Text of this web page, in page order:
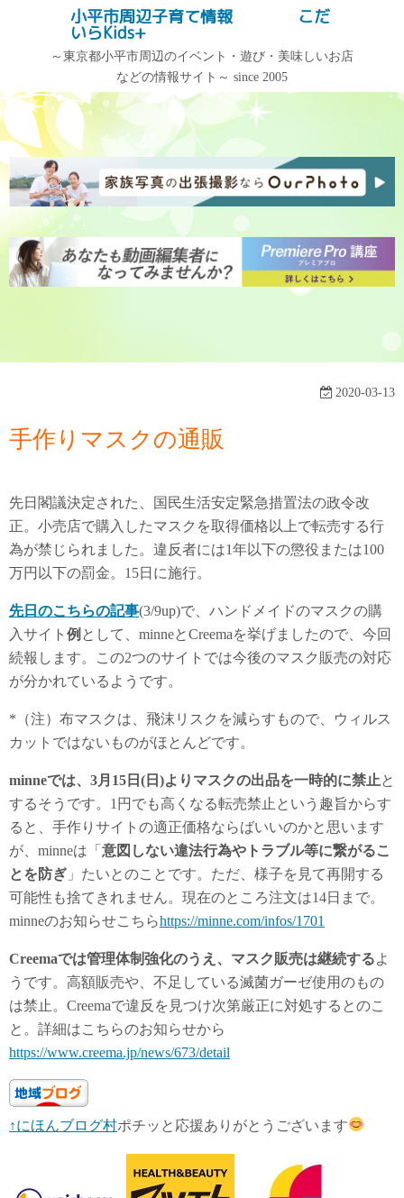
ツ
へ
キ
記事検索
記事カテゴリー
記
事
カ
テ
ゴ
リ
ー
カ
イ
小平市周辺子育て情報 こだ
いらKids+
～東京都小平市周辺のイベント・遊び・美味しいお店
などの情報サイト～ since 2005
2020-03-13
手作りマスクの通販
先日閣議決定された、国民生活安定緊急措置法の政令改
正。小売店で購入したマスクを取得価格以上で転売する行
為が禁じられました。違反者には1年以下の懲役または100
万円以下の罰金。15日に施行。
先日のこちらの記事(3/9up)で、ハンドメイドのマスクの購
入サイト 例 として、minneとCreemaを挙げましたので、今回
続報します。この2つのサイトでは今後のマスク販売の対応
が分かれているようです。
*（注）布マスクは、飛沫リスクを減らすもので、ウィルス
カットではないものがほとんどです。
minneでは、3月15日(日)よりマスクの出品を一時的に禁止と
するそうです。1円でも高くなる転売禁止という趣旨からす
ると、手作りサイトの適正価格ならばいいのかと思います
が、minneは「 意図しない違法行為やトラブル等に繋がるこ
とを防ぎ 」たいとのことです。ただ、様子を見て再開する
可能性も捨てきれません。現在のところ注文は14日まで。
minneのお知らせこちらhttps://minne.com/infos/1701
Creemaでは管理体制強化のうえ、マスク販売は継続するよ
うです。高額販売や、不足している滅菌ガーゼ使用のもの
は禁止。Creemaで違反を見つけ次第厳正に対処するとのこ
と。詳細はこちらのお知らせから
https://www.creema.jp/news/673/detail
↑にほんブログ村ポチッと応援ありがとうございます